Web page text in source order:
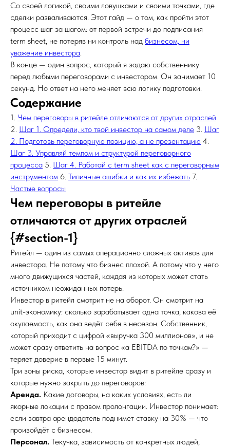
Со своей логикой, своими ловушками и своими точками, где
сделки разваливаются. Этот гайд — о том, как пройти этот
процесс шаг за шагом: от первой встречи до подписания
term sheet, не потеряв ни контроль над бизнесом, ни
уважение инвестора.
В конце — один вопрос, который я задаю собственнику
перед любыми переговорами с инвестором. Он занимает 10
секунд. Но ответ на него меняет всю логику подготовки.
Содержание
1. Чем переговоры в ритейле отличаются от других отраслей
2. Шаг 1. Определи, кто твой инвестор на самом деле 3. Шаг
2. Подготовь переговорную позицию, а не презентацию 4.
Шаг 3. Управляй темпом и структурой переговорного
процесса 5. Шаг 4. Работай с term sheet как с переговорным
инструментом 6. Типичные ошибки и как их избежать 7.
Частые вопросы
Чем переговоры в ритейле
отличаются от других отраслей
{#section-1}
Ритейл — один из самых операционно сложных активов для
инвестора. Не потому что бизнес плохой. А потому что у него
много движущихся частей, каждая из которых может стать
источником неожиданных потерь.
Инвестор в ритейл смотрит не на оборот. Он смотрит на
unit-экономику: сколько зарабатывает одна точка, какова её
окупаемость, как она ведёт себя в несезон. Собственник,
который приходит с цифрой «выручка 300 миллионов», и не
может сразу ответить на вопрос «а EBITDA по точкам?» —
теряет доверие в первые 15 минут.
Три зоны риска, которые инвестор видит в ритейле сразу и
которые нужно закрыть до переговоров:
Аренда. Какие договоры, на каких условиях, есть ли
якорные локации с правом пролонгации. Инвестор понимает:
если завтра арендодатель поднимет ставку на 30% — что
произойдёт с бизнесом.
Персонал. Текучка, зависимость от конкретных людей,